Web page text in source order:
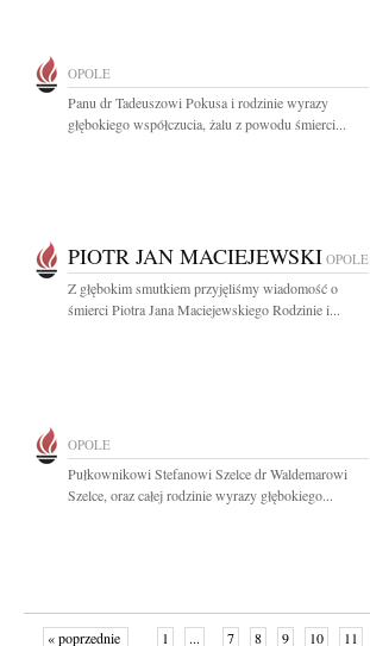
OPOLE
Panu dr Tadeuszowi Pokusa i rodzinie wyrazy
głębokiego współczucia, żalu z powodu śmierci...
PIOTR JAN MACIEJEWSKI OPOLE
Z głębokim smutkiem przyjęliśmy wiadomość o
śmierci Piotra Jana Maciejewskiego Rodzinie i...
OPOLE
Pułkownikowi Stefanowi Szelce dr Waldemarowi
Szelce, oraz całej rodzinie wyrazy głębokiego...
« poprzednie 1 ... 7 8 9 10 11